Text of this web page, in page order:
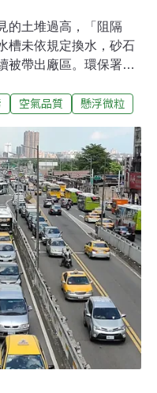
的土堆過高，「阻隔
槽未依規定換水，砂石
被帶出廠區。環保署統
前雖有相關辦法卻效果
修正草案，訂定更高規
。堆置、裸露、砂石
污染物生活周遭的空氣
，也有部分是暴露在外
積的物料、裸露地面的
並非特定管道排放、易
性粒狀污染物」。環保
公噸「總懸浮微粒」
TPS），其中約有63%
2812公噸
空氣品質 懸浮微粒